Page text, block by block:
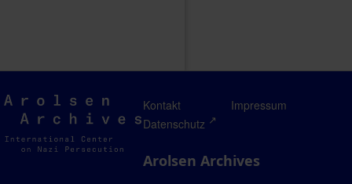
Arolsen
Archives
Kontakt
Impressum
Datenschutz
Arolsen Archives